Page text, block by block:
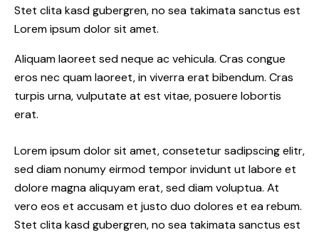
Stet clita kasd gubergren, no sea takimata sanctus est
Lorem ipsum dolor sit amet.
Aliquam laoreet sed neque ac vehicula. Cras congue
eros nec quam laoreet, in viverra erat bibendum. Cras
turpis urna, vulputate at est vitae, posuere lobortis
erat.
Lorem ipsum dolor sit amet, consetetur sadipscing elitr,
sed diam nonumy eirmod tempor invidunt ut labore et
dolore magna aliquyam erat, sed diam voluptua. At
vero eos et accusam et justo duo dolores et ea rebum.
Stet clita kasd gubergren, no sea takimata sanctus est